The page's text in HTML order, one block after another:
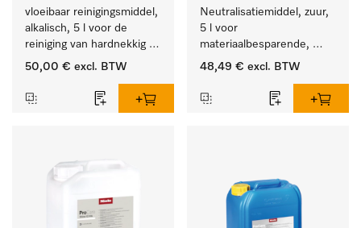
vloeibaar reinigingsmiddel,
alkalisch, 5 l voor de
reiniging van hardnekkig
vuil op serviesgoed,
50,00 € excl. BTW
Neutralisatiemiddel, zuur,
5 l voor
materiaalbesparende,
machinale reiniging van
gerei.
48,49 € excl. BTW